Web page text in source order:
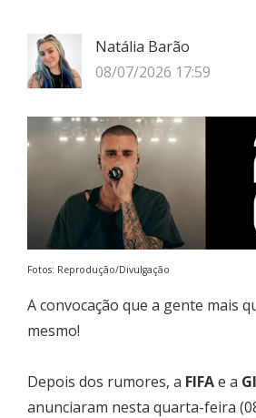
Natália Barão
08/07/2026 17:59
Fotos: Reprodução/Divulgação
A convocação que a gente mais
mesmo!
Depois dos rumores, a FIFAe a
anunciaram nesta quarta-feira